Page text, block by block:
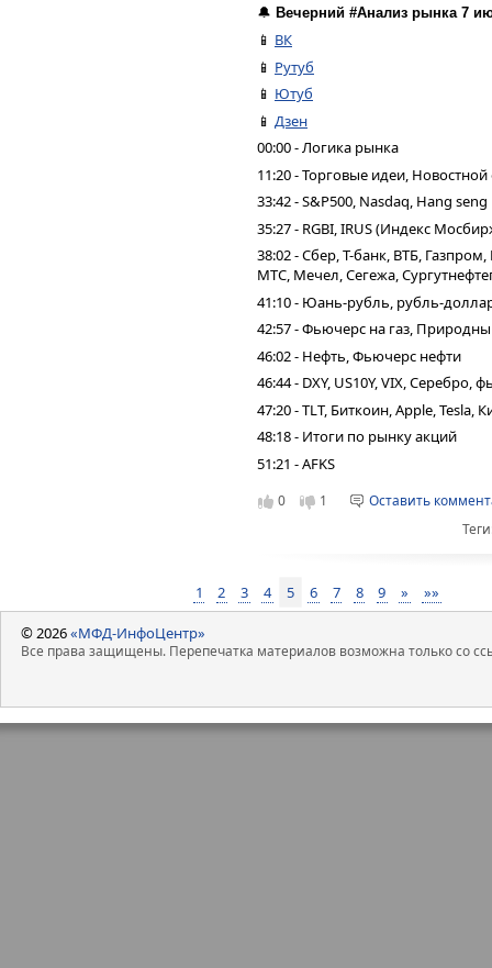
🔔 Вечерний #Анализ рынка 7
📱 ВК
📱 Рутуб
📱 Ютуб
📱 Дзен
00:00 - Логика рынка
11:20 - Торговые идеи,
33:42 - S&P500, Nasdaq, Hang seng
35:27 - RGBI, IRUS (Индекс
38:02 - Сбер, Т-банк, ВТБ,
МТС, Мечел, Сегежа,
41:10 - Юань-рубль, рубль-
42:57 - Фьючерс на газ,
46:02 - Нефть, Фьючерс нефти
46:44 - DXY, US10Y, VIX,
47:20 - TLT, Биткоин, Apple, Tesla,
48:18 - Итоги по рынку акций
51:21 - AFKS
0 1
Оставить
1 2 3 4 5 6 7 8 9 » »»
© 2026«МФД-ИнфоЦентр»
Все права защищены. Перепечатка материалов возможна только со